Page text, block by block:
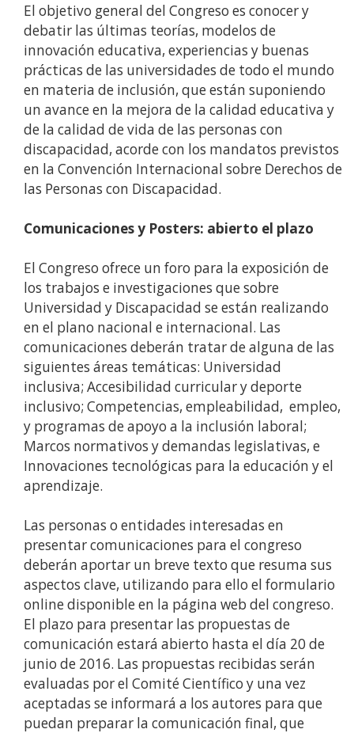
El objetivo general del Congreso es conocer y
debatir las últimas teorías, modelos de
innovación educativa, experiencias y buenas
prácticas de las universidades de todo el mundo
en materia de inclusión, que están suponiendo
un avance en la mejora de la calidad educativa y
de la calidad de vida de las personas con
discapacidad, acorde con los mandatos previstos
en la Convención Internacional sobre Derechos de
las Personas con Discapacidad.
Comunicaciones y Posters: abierto el plazo
El Congreso ofrece un foro para la exposición de
los trabajos e investigaciones que sobre
Universidad y Discapacidad se están realizando
en el plano nacional e internacional. Las
comunicaciones deberán tratar de alguna de las
siguientes áreas temáticas: Universidad
inclusiva; Accesibilidad curricular y deporte
inclusivo; Competencias, empleabilidad, empleo,
y programas de apoyo a la inclusión laboral;
Marcos normativos y demandas legislativas, e
Innovaciones tecnológicas para la educación y el
aprendizaje.
Las personas o entidades interesadas en
presentar comunicaciones para el congreso
deberán aportar un breve texto que resuma sus
aspectos clave, utilizando para ello el formulario
online disponible en la página web del congreso.
El plazo para presentar las propuestas de
comunicación estará abierto hasta el día 20 de
junio de 2016. Las propuestas recibidas serán
evaluadas por el Comité Científico y una vez
aceptadas se informará a los autores para que
puedan preparar la comunicación final, que